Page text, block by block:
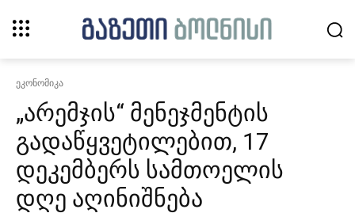
ეკონომიკა
„არემჯის“ მენეჯმენტის
გადაწყვეტილებით, 17
დეკემბერს სამთოელის
დღე აღინიშნება